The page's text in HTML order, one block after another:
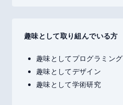
趣味として取り組んでいる方
趣味としてプログラミング
趣味としてデザイン
趣味として学術研究